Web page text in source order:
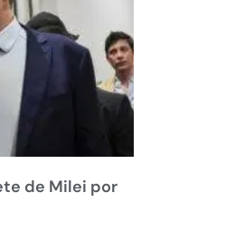
de Milei por